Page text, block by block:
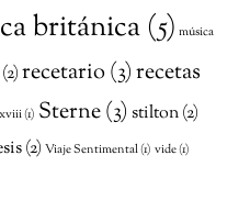
británica (5) música
(2)recetario(3)recetas
(1) Sterne(3) stilton(2)
(2) Viaje Sentimental(1) vide(1)